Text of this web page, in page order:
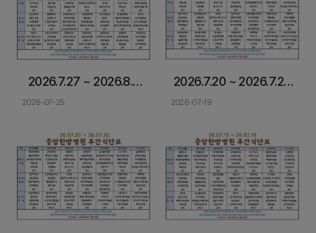
2026.7.27 ~ 2026.8.2
중앙한방병원 입원식단 &
2026-07-25
2026.7.20 ~ 2026.7.26
중앙한방병원 입원식단 &
2026-07-19